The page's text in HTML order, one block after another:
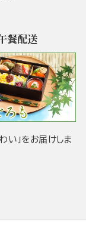
餐配送
い」をお届けしま